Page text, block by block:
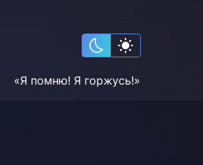
«Я помню! Я горжусь!»